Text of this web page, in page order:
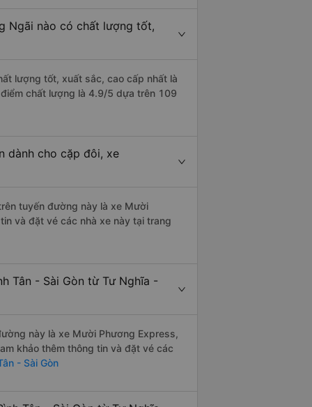
Ngãi nào có chất lượng tốt,
lượng tốt, xuất sắc, cao cấp nhất là
chất lượng là 4.9/5 dựa trên 109
dành cho cặp đôi, xe
tuyến đường này là xe Mười
và đặt vé các nhà xe này tại trang
Tân - Sài Gòn từ Tư Nghĩa -
này là xe Mười Phương Express,
khảo thêm thông tin và đặt vé các
- Sài Gòn